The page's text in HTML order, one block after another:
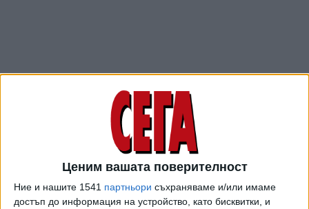
Ценим вашата поверителност
Ние и нашите 1541 партньори съхраняваме и/или имаме
достъп до информация на устройство, като бисквитки, и